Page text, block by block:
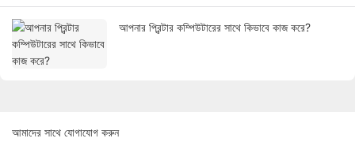
আপনার প্রিন্টার কম্পিউটারের সাথে কিভাবে কাজ করে?
আমাদের সাথে যোগাযোগ করুন